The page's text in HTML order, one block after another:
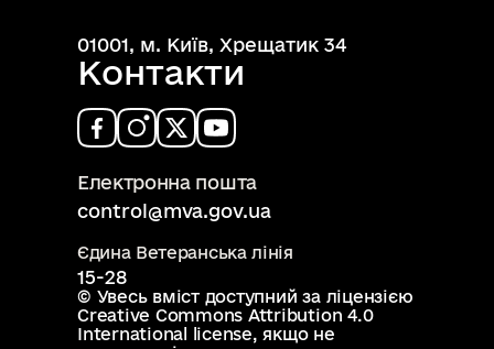
01001, м. Київ, Хрещатик 34
Контакти
Електронна пошта
control@mva.gov.ua
Єдина Ветеранська лінія
15-28
© Увесь вміст доступний за ліцензією
Creative Commons Attribution 4.0
International license, якщо не